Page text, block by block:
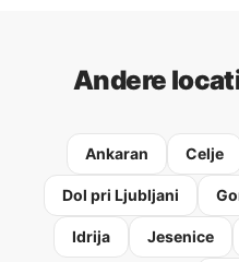
Andere
Ankaran Celje
Dol pri Ljubljani
Idrija Jesenice